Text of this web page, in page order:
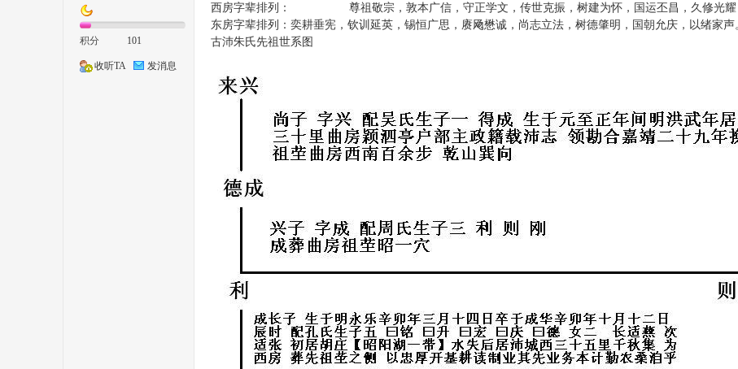
积分 101
收听TA 发消息
西房字辈排列： 尊祖敬宗，敦本广信，守正学文，传世克振，树建为怀，国运丕昌，久修光耀
东房字辈排列：奕耕垂宪，钦训延英，锡恒广思，赓飏懋诚，尚志立法，树德肇明，国朝允庆，以绪家声
古沛朱氏先祖世系图